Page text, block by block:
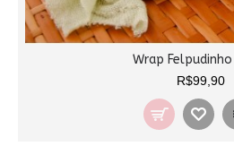
Wrap Felpudinho
R$99,90